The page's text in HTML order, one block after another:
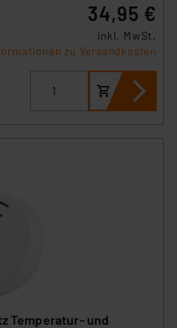
34,95 €
inkl. MwSt.
zu Versandkosten
Temperatur- und